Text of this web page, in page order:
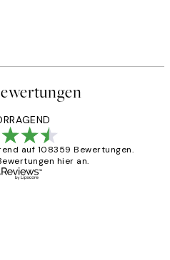
auf 108359 Bewertungen.
hier an.